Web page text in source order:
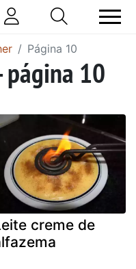
Página 10
página 10
creme de